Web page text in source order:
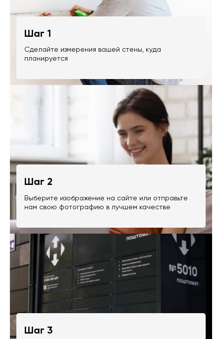
Шаг 1
Сделайте измерения вашей стены, куда
планируется
Шаг 2
Выберите изображение на сайте или отправьте
нам свою фотографию в лучшем качестве
Шаг 3